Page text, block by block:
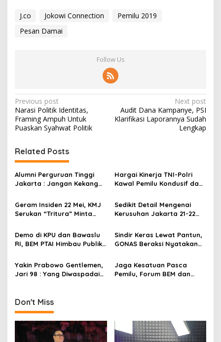
J.co Jokowi Connection
Pemilu 2019
Pesan Damai
Follow Us
P
o
s
t
n
a
v
i
g
t
o
Previous post
Narasi Politik Identitas,
Framing Ampuh Untuk
Puaskan Syahwat Politik
Next post
Audit Dana Kampanye, PSI
Klarifikasi Laporannya Sudah
Lengkap
Related Posts
Alumni Perguruan Tinggi
Jakarta : Jangan Kekang
Hargai Kinerja TNI-Polri
Kawal Pemilu Kondusif dan
Beri Acungan Jempol
Geram Insiden 22 Mei, KMJ
Serukan “Tritura” Minta
Jawab
Sedikit Detail Mengenai
Kerusuhan Jakarta 21-22
Demo di KPU dan Bawaslu
RI, BEM PTAI Himbau Publik
Hembusan Isu People
Power
Sindir Keras Lewat Pantun,
GONAS Beraksi Nyatakan
Yakin Prabowo Gentlemen,
Jari 98 : Yang Diwaspadai
Jaga Kesatuan Pasca
Pemilu, Forum BEM dan
Don't Miss